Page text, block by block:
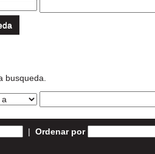
busqueda.
| Ordenar por